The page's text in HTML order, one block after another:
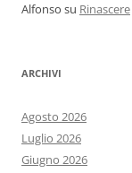
Alfonso su Rinascere
ARCHIVI
Agosto 2026
Luglio 2026
Giugno 2026